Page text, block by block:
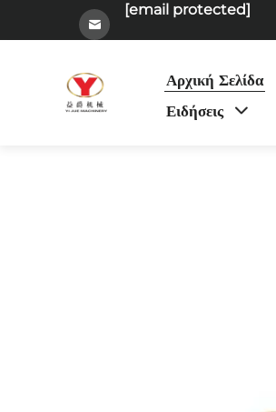
[email protected]
Αρχική Σελίδα
Ειδήσεις